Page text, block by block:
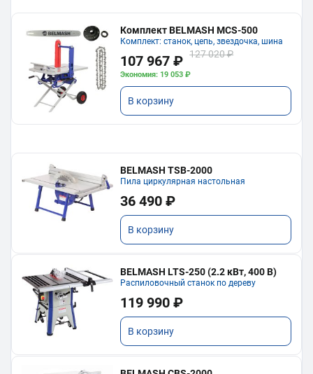
Комплект BELMASH MCS-500
Комплект: станок, цепь, звездочка, шина
107 967 ₽ 127 020 ₽
Экономия: 19 053 ₽
В корзину
BELMASH TSB-2000
Пила циркулярная настольная
36 490 ₽
В корзину
BELMASH LTS-250 (2.2 кВт, 400 В)
Распиловочный станок по дереву
119 990 ₽
В корзину